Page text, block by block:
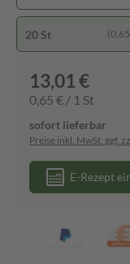
20 St
13,01 €
0,65 € / 1 St
sofort lieferbar
Preise inkl. MwSt. ggf.
E-Rezept